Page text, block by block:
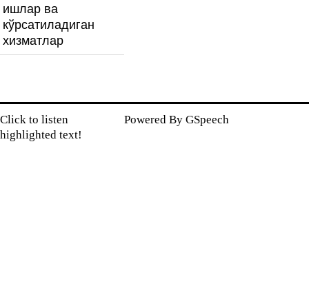
ишлар ва
кўрсатиладиган
хизматлар
Click to listen
highlighted text!
Powered By GSpeech